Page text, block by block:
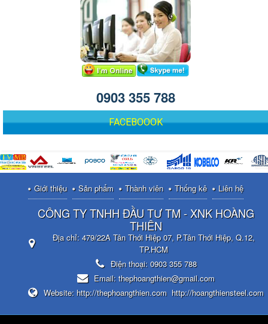
0903 355 788
FACEBOOOK
Giới thiệu Sản phẩm Thành viên Thống kê Liên hệ
CÔNG TY TNHH ĐẦU TƯ TM - XNK HOÀNG
THIÊN
Địa chỉ: 479/22A Tân Thới Hiệp 07, P.Tân Thới Hiệp, Q.12,
TP.HCM
Điện thoại: 0903 355 788
Email: thephoangthien@gmail.com
Website: http://thephoangthien.com http://hoangthiensteel.com